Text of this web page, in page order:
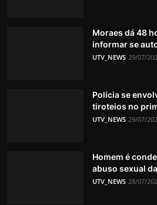
Moraes dá 48
informar se
UTV_NEWS 29/07/
Polícia se
tiroteios no
UTV_NEWS 29/07/
Homem é
abuso sexual
UTV_NEWS 28/07/